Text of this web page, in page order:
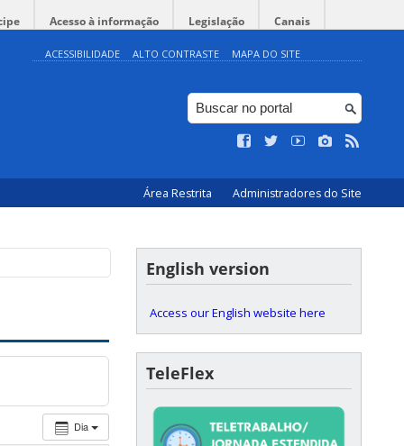
Acesso à informação Legislação Canais
ACESSIBILIDADE ALTO CONTRASTE MAPA DO SITE
Área Restrita Administradores do Site
Dia
English version
Access our English website here
TeleFlex